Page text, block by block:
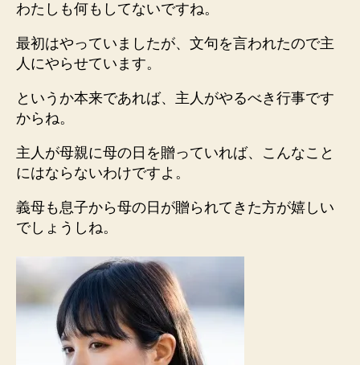
わたしも何もしてないですね。
最初はやっていましたが、文句を言われたので主
人にやらせています。
というか本来であれば、主人がやるべき行事です
からね。
主人が母親に母の日を贈っていれば、こんなこと
にはならないわけですよ。
義母も息子から母の日が贈られてきた方が嬉しい
でしょうしね。